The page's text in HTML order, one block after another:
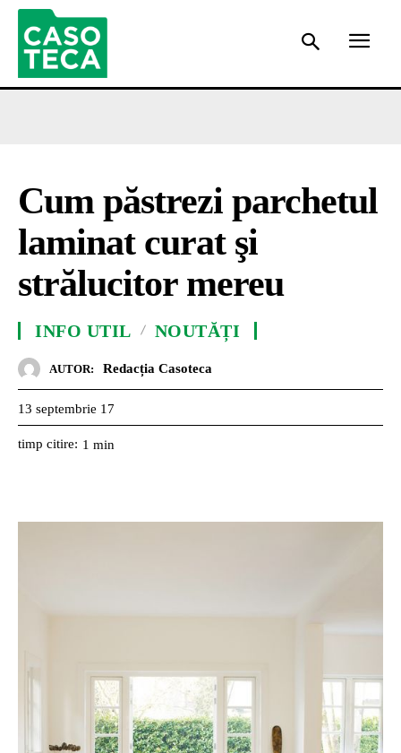
Cum păstrezi parchetul
laminat curat şi
strălucitor mereu
INFO UTIL NOUTĂȚI
AUTOR: Redacția Casoteca
13 septembrie 17
timp citire: 1 min